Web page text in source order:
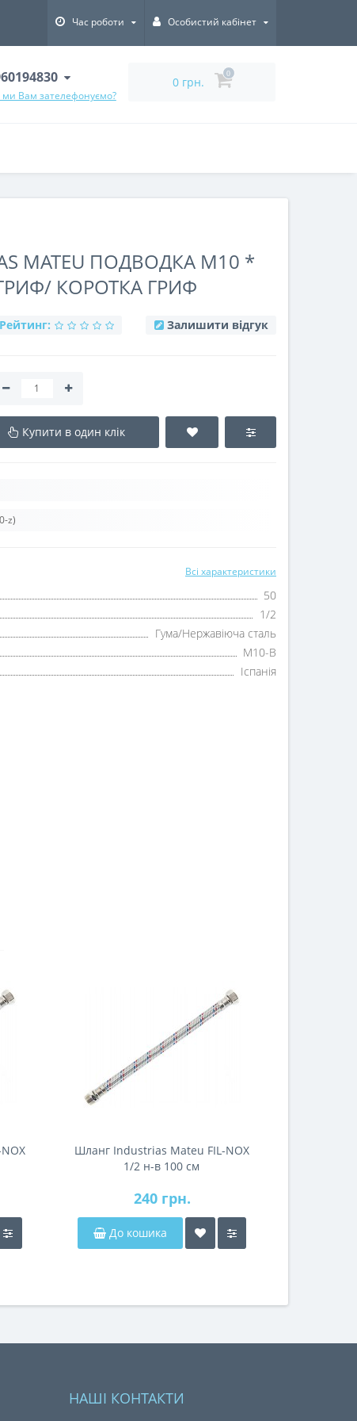
Час роботи Особистий кабінет
ми Вам зателефонуємо?
0 грн.
0
MATEU ПОДВОДКА М10 *
КОРОТКА ГРИФ
Рейтинг: Залишити відгук
Купити в один клік
z)
Всі характеристики
50
1/2
Гума/Нержавіюча сталь
М10-В
Іспанія
Шланг Industrias Mateu FIL-NOX
1/2 н-в 100 см
240 грн.
До кошика
НАШІ КОНТАКТИ